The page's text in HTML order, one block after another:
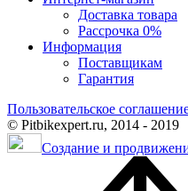
Доставка товара
Рассрочка 0%
Информация
Поставщикам
Гарантия
Пользовательское
© Pitbikexpert.ru, 2014 - 2019
Создание и